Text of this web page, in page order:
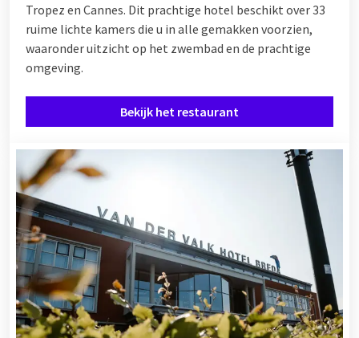
Tropez en Cannes. Dit prachtige hotel beschikt over 33
ruime lichte kamers die u in alle gemakken voorzien,
waaronder uitzicht op het zwembad en de prachtige
omgeving.
Bekijk het restaurant